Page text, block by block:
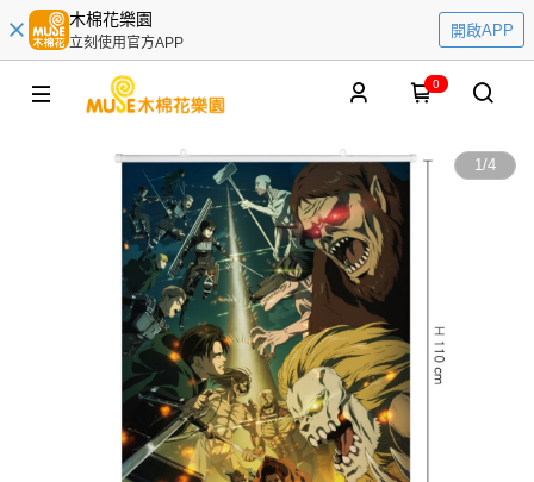
木棉花樂園
立刻使用官方APP
開啟APP
0
1/4